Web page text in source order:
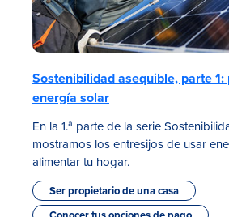
Sostenibilidad asequible, parte 1:
energía solar
En la 1.ª parte de la serie
mostramos los entresijos de usar
alimentar tu hogar.
Ser propietario de una casa